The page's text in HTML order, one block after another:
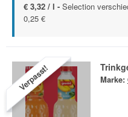
€ 3,32 / l - Selection
0,25 €
Verpasst! Marke: